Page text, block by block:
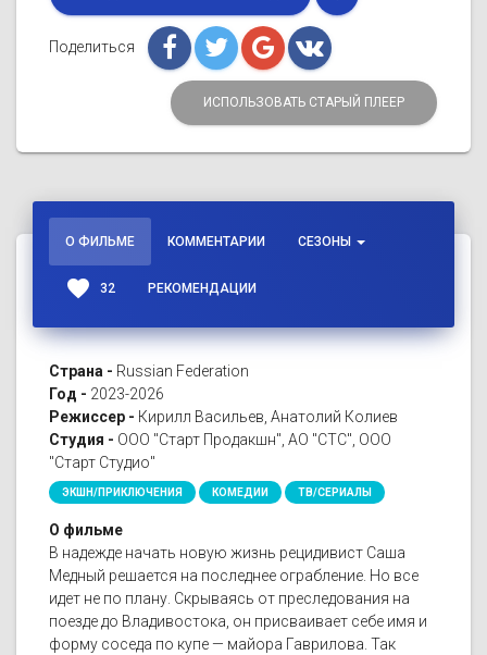
Поделиться
ИСПОЛЬЗОВАТЬ СТАРЫЙ ПЛЕЕР
О ФИЛЬМЕ КОММЕНТАРИИ СЕЗОНЫ
favorite 32 РЕКОМЕНДАЦИИ
Страна - Russian Federation
Год - 2023-2026
Режиссер - Кирилл Васильев, Анатолий Колиев
Студия - ООО "Старт Продакшн", АО "СТС", ООО
"Старт Студио"
ЭКШН/ПРИКЛЮЧЕНИЯ КОМЕДИИ ТВ/СЕРИАЛЫ
О фильме
В надежде начать новую жизнь рецидивист Саша
Медный решается на последнее ограбление. Но все
идет не по плану. Скрываясь от преследования на
поезде до Владивостока, он присваивает себе имя и
форму соседа по купе — майора Гаврилова. Так